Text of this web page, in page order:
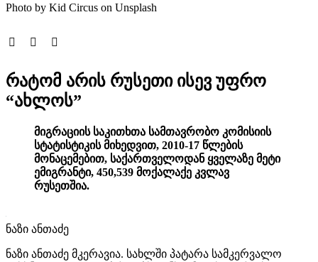
Photo by Kid Circus on Unsplash
რატომ არის რუსეთი ისევ უფრო
“ახლოს”
მიგრაციის საკითხთა სამთავრობო კომისიის
სტატისტიკის მიხედვით, 2010-17 წლების
მონაცემებით, საქართველოდან ყველაზე მეტი
ემიგრანტი, 450,539 მოქალაქე კვლავ
რუსეთშია.
ნაზი ანთაძე
ნაზი ანთაძე მკერავია. სახლში პატარა სამკერვალო